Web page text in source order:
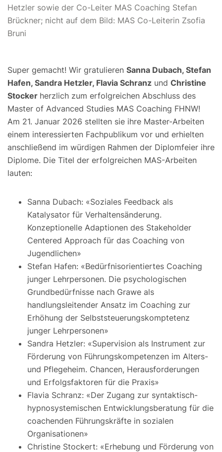
Hetzler sowie der Co-Leiter MAS Coaching Stefan
Brückner; nicht auf dem Bild: MAS Co-Leiterin Zsofia
Bruni
Super gemacht! Wir gratulieren Sanna Dubach, Stefan
Hafen, Sandra Hetzler, Flavia Schranz und Christine
Stocker herzlich zum erfolgreichen Abschluss des
Master of Advanced Studies MAS Coaching FHNW!
Am 21. Januar 2026 stellten sie ihre Master-Arbeiten
einem interessierten Fachpublikum vor und erhielten
anschließend im würdigen Rahmen der Diplomfeier ihre
Diplome. Die Titel der erfolgreichen MAS-Arbeiten
lauten:
Sanna Dubach: «Soziales Feedback als
Katalysator für Verhaltensänderung.
Konzeptionelle Adaptionen des Stakeholder
Centered Approach für das Coaching von
Jugendlichen»
Stefan Hafen: «Bedürfnisorientiertes Coaching
junger Lehrpersonen. Die psychologischen
Grundbedürfnisse nach Grawe als
handlungsleitender Ansatz im Coaching zur
Erhöhung der Selbststeuerungskomptetenz
junger Lehrpersonen»
Sandra Hetzler: «Supervision als Instrument zur
Förderung von Führungskompetenzen im Alters-
und Pflegeheim. Chancen, Herausforderungen
und Erfolgsfaktoren für die Praxis»
Flavia Schranz: «Der Zugang zur syntaktisch-
hypnosystemischen Entwicklungsberatung für die
coachenden Führungskräfte in sozialen
Organisationen»
Christine Stockert: «Erhebung und Förderung von